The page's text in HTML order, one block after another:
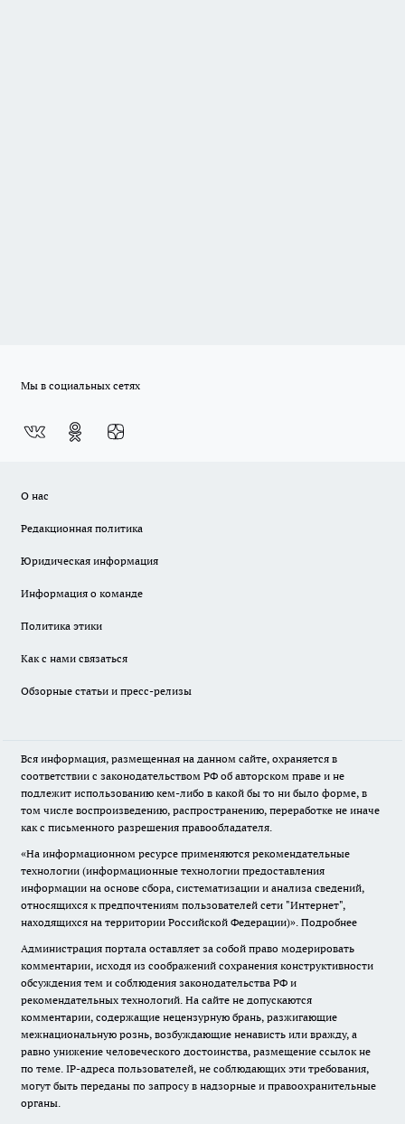
Мы в социальных сетях
О нас
Редакционная политика
Юридическая информация
Информация о команде
Политика этики
Как с нами связаться
Обзорные статьи и пресс-релизы
Вся информация, размещенная на данном сайте, охраняется в
соответствии с законодательством РФ об авторском праве и не
подлежит использованию кем-либо в какой бы то ни было форме, в
том числе воспроизведению, распространению, переработке не иначе
как с письменного разрешения правообладателя.
«На информационном ресурсе применяются рекомендательные
технологии (информационные технологии предоставления
информации на основе сбора, систематизации и анализа сведений,
относящихся к предпочтениям пользователей сети "Интернет",
находящихся на территории Российской Федерации)». Подробнее
Администрация портала оставляет за собой право модерировать
комментарии, исходя из соображений сохранения конструктивности
обсуждения тем и соблюдения законодательства РФ и
рекомендательных технологий. На сайте не допускаются
комментарии, содержащие нецензурную брань, разжигающие
межнациональную рознь, возбуждающие ненависть или вражду, а
равно унижение человеческого достоинства, размещение ссылок не
по теме. IP-адреса пользователей, не соблюдающих эти требования,
могут быть переданы по запросу в надзорные и правоохранительные
органы.